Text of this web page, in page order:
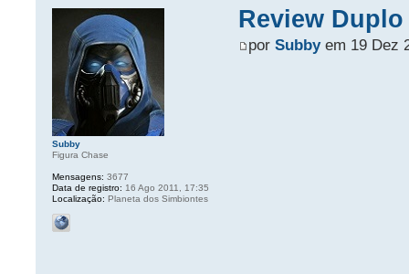
Review
por Subbyem 19 Dez
Subby
Figura Chase
Mensagens: 3677
Data de registro: 16 Ago 2011, 17:35
Localização: Planeta dos Simbiontes